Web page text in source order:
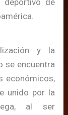
de
y la
se encuentra
económicos,
unido por la
al ser